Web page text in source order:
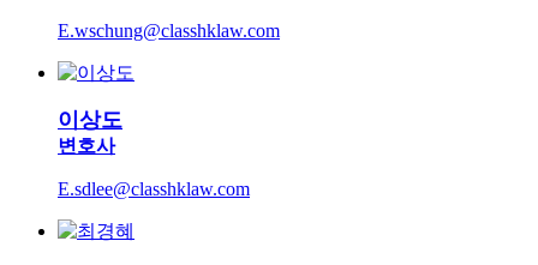
E.wschung@classhklaw.com
이상도
변호사
E.sdlee@classhklaw.com